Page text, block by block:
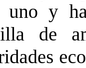
uno y
de